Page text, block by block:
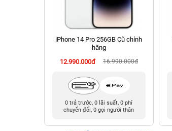
iPhone 14 Pro 256GB Cũ chính
hãng
12.990.000đ
16.990.000đ
0 trả trước, 0 lãi suất, 0 phí
chuyển đổi, 0 gọi người thân